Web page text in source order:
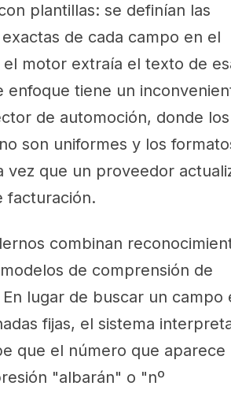
plantillas: se definían las
de cada campo en el
motor extraía el texto de
enfoque tiene un
de automoción, donde los
son uniformes y los
vez que un proveedor
facturación.
combinan
de comprensión de
lugar de buscar un campo
fijas, el sistema
que el número que aparece
"albarán" o "nº